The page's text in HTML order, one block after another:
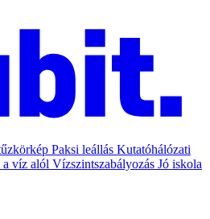
Paksi leállás Kutatóhálózati
víz alól Vízszintszabályozás Jó iskola